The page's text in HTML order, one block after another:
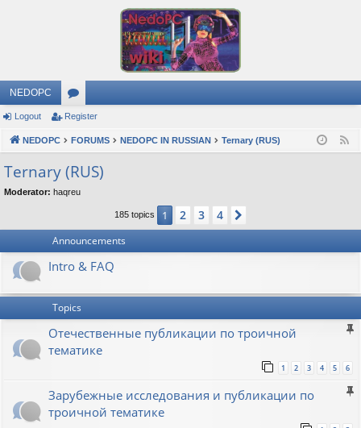
NEDOPC
or
u
m
s
Logout Register
NEDOPC FORUMS NEDOPC IN RUSSIAN Ternary (RUS)
Ternary (RUS)
Moderator: haqreu
185 topics 1 2 3 4
Announcements
Intro & FAQ
Topics
Отечественные публикации по троичной
тематике
1 2 3 4 5 6
Зарубежные исследования и публикации по
троичной тематике